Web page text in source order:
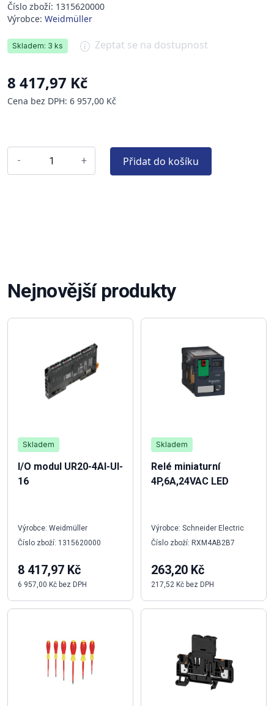
Číslo zboží: 1315620000
Výrobce: Weidmüller
Skladem: 3 ks Zeptat se na dostupnost
8 417,97 Kč
Cena bez DPH: 6 957,00 Kč
- + Přidat do košíku
Nejnovější produkty
Skladem
I/O modul UR20-4AI-UI-
16
Výrobce: Weidmüller
Číslo zboží: 1315620000
8 417,97 Kč
6 957,00 Kč bez DPH
Skladem
Relé miniaturní
4P,6A,24VAC LED
Výrobce: Schneider Electric
Číslo zboží: RXM4AB2B7
263,20 Kč
217,52 Kč bez DPH